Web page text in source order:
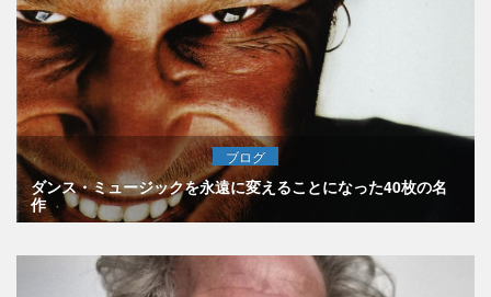
ブログ
ダンス・ミュージックを永遠に変えることになった40枚の名
作